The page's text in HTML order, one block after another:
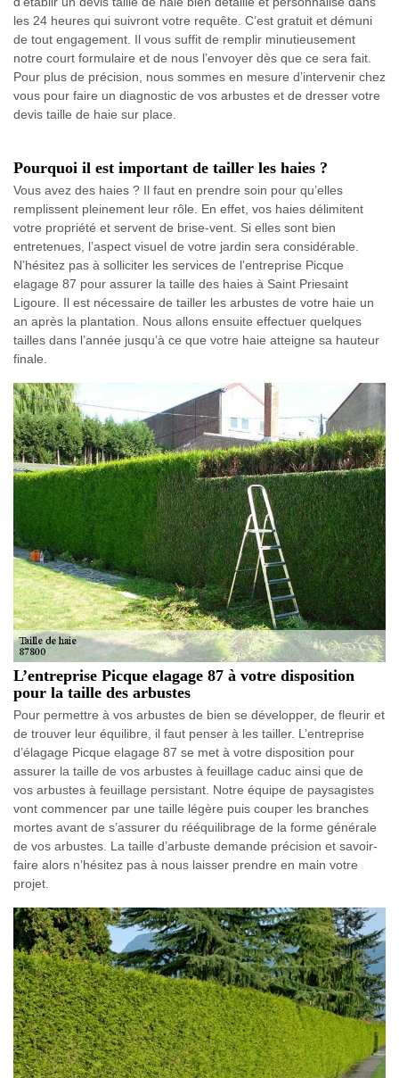
les 24 heures qui suivront votre requête. C’est gratuit et démuni
de tout engagement. Il vous suffit de remplir minutieusement
notre court formulaire et de nous l’envoyer dès que ce sera fait.
Pour plus de précision, nous sommes en mesure d’intervenir chez
vous pour faire un diagnostic de vos arbustes et de dresser votre
devis taille de haie sur place.
Pourquoi il est important de tailler les haies ?
Vous avez des haies ? Il faut en prendre soin pour qu’elles
remplissent pleinement leur rôle. En effet, vos haies délimitent
votre propriété et servent de brise-vent. Si elles sont bien
entretenues, l’aspect visuel de votre jardin sera considérable.
N’hésitez pas à solliciter les services de l’entreprise Picque
elagage 87 pour assurer la taille des haies à Saint Priesaint
Ligoure. Il est nécessaire de tailler les arbustes de votre haie un
an après la plantation. Nous allons ensuite effectuer quelques
tailles dans l’année jusqu’à ce que votre haie atteigne sa hauteur
finale.
L’entreprise Picque elagage 87 à votre disposition
pour la taille des arbustes
Pour permettre à vos arbustes de bien se développer, de fleurir et
de trouver leur équilibre, il faut penser à les tailler. L’entreprise
d’élagage Picque elagage 87 se met à votre disposition pour
assurer la taille de vos arbustes à feuillage caduc ainsi que de
vos arbustes à feuillage persistant. Notre équipe de paysagistes
vont commencer par une taille légère puis couper les branches
mortes avant de s’assurer du rééquilibrage de la forme générale
de vos arbustes. La taille d’arbuste demande précision et savoir-
faire alors n’hésitez pas à nous laisser prendre en main votre
projet.